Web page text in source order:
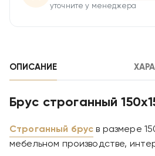
уточните у менеджера
ОПИСАНИЕ
Брус строганный
Строганный брус в размере
мебельном производстве,